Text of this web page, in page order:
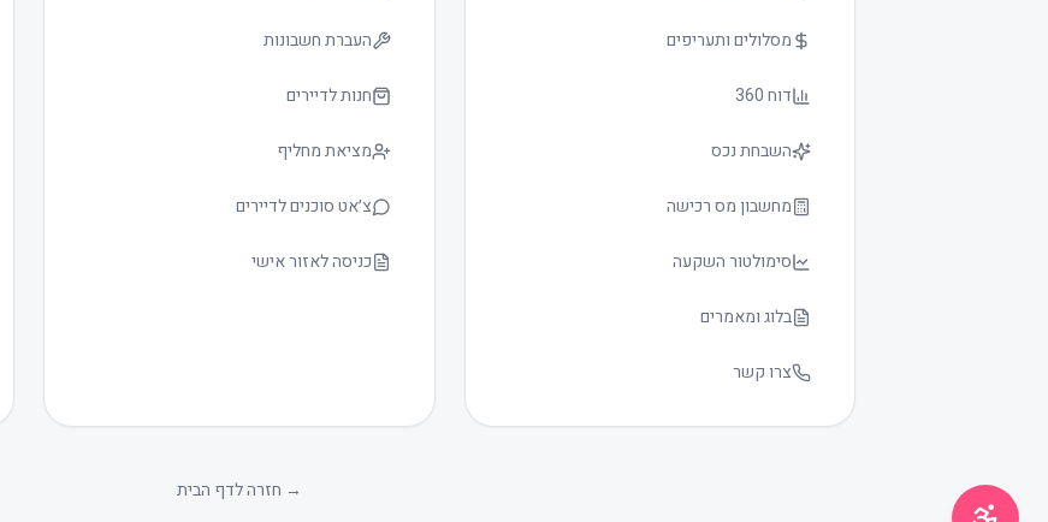
מסלולים ותעריפים
דוח 360
השבחת נכס
מחשבון מס רכישה
סימולטור השקעה
בלוג ומאמרים
צרו קשר
העברת חשבונות
חנות לדיירים
מציאת מחליף
צ׳אט סוכנים לדיירים
כניסה לאזור אישי
→ חזרה לדף הבית